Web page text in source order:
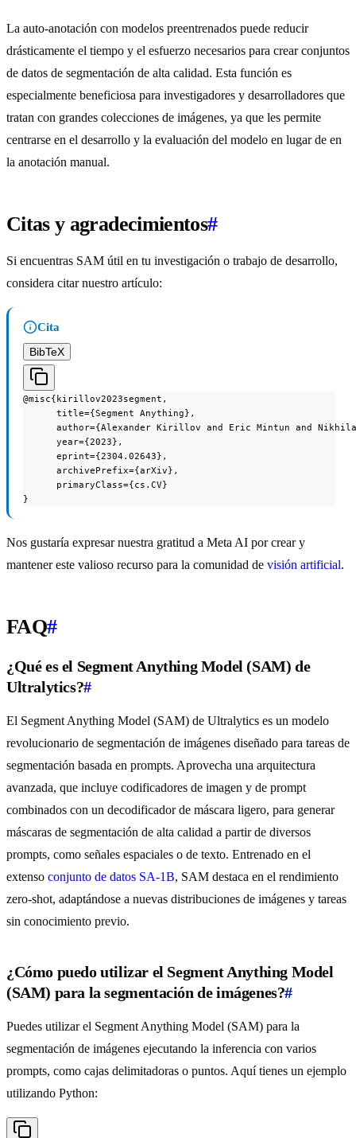
La auto-anotación con modelos preentrenados puede reducir
drásticamente el tiempo y el esfuerzo necesarios para crear conjuntos
de datos de segmentación de alta calidad. Esta función es
especialmente beneficiosa para investigadores y desarrolladores que
tratan con grandes colecciones de imágenes, ya que les permite
centrarse en el desarrollo y la evaluación del modelo en lugar de en
la anotación manual.
Citas y agradecimientos#
Si encuentras SAM útil en tu investigación o trabajo de desarrollo,
considera citar nuestro artículo:
Cita
BibTeX
@misc{kirillov2023segment,
      title={Segment Anything},
author={Alexander Kirillov and Eric Mintun and
      year={2023},
      eprint={2304.02643},
      archivePrefix={arXiv},
      primaryClass={cs.CV}
}
Nos gustaría expresar nuestra gratitud a Meta AI por crear y
mantener este valioso recurso para la comunidad de visión artificial.
FAQ#
¿Qué es el Segment Anything Model (SAM) de
Ultralytics?#
El Segment Anything Model (SAM) de Ultralytics es un modelo
revolucionario de segmentación de imágenes diseñado para tareas de
segmentación basada en prompts. Aprovecha una arquitectura
avanzada, que incluye codificadores de imagen y de prompt
combinados con un decodificador de máscara ligero, para generar
máscaras de segmentación de alta calidad a partir de diversos
prompts, como señales espaciales o de texto. Entrenado en el
extenso conjunto de datos SA-1B, SAM destaca en el rendimiento
zero-shot, adaptándose a nuevas distribuciones de imágenes y tareas
sin conocimiento previo.
¿Cómo puedo utilizar el Segment Anything Model
(SAM) para la segmentación de imágenes?#
Puedes utilizar el Segment Anything Model (SAM) para la
segmentación de imágenes ejecutando la inferencia con varios
prompts, como cajas delimitadoras o puntos. Aquí tienes un ejemplo
utilizando Python: